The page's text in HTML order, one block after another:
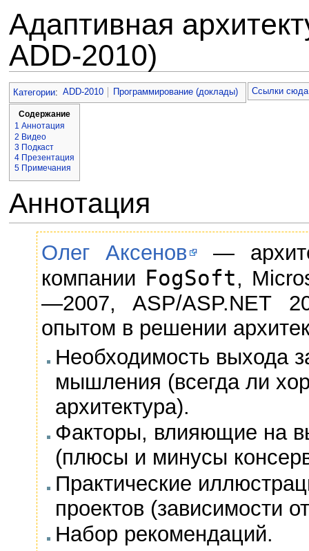
Адаптивная
ADD-2010)
Перейти к:навигация,поиск
Категории: ADD-2010 Программирование (доклады) Ссылки
Содержание
1 Аннотация
2 Видео
3 Подкаст
4 Презентация
5 Примечания
Аннотация
Олег Аксенов —
компании FogSoft,
—2007, ASP/ASP.NET
опытом в решении
Необходимость выхода
мышления (всегда ли
архитектура).
Факторы, влияющие на
(плюсы и минусы
Практические
проектов (зависимости
Набор рекомендаций.